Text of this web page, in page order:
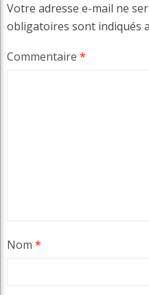
Votre adresse e-mail ne
obligatoires sont indiqués
Commentaire *
Nom *